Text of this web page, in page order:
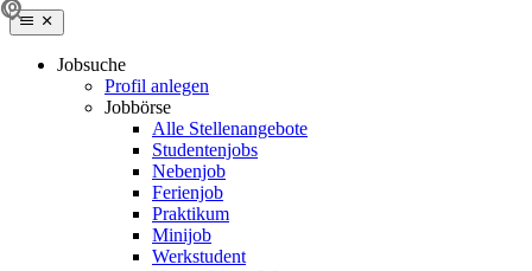
Jobsuche
Profil anlegen
Jobbörse
Alle Stellenangebote
Studentenjobs
Nebenjob
Ferienjob
Praktikum
Minijob
Werkstudent